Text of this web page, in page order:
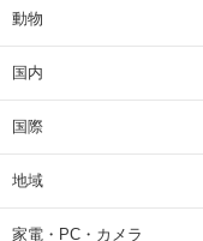
動物
国内
国際
地域
家電・PC・カメラ